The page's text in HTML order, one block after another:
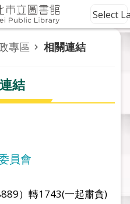
Select
專區 相關連結
結
員會
）轉1743(一起肅貪)